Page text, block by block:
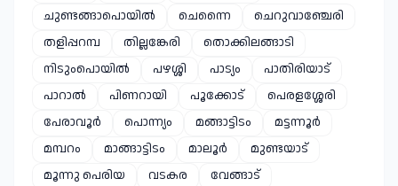
ചുണ്ടങ്ങാപൊയിൽ
ചെന്നൈ
ചെറുവാഞ്ചേരി
തളിപ്പറമ്പ
തില്ലങ്കേരി
തൊക്കിലങ്ങാടി
നിടുംപൊയിൽ
പഴശ്ശി പാട്യം
പാതിരിയാട്
പാറാൽ
പിണറായി പൂക്കോട്
പെരളശ്ശേരി
പേരാവൂർ
പൊന്ന്യം മങ്ങാട്ടിടം
മട്ടന്നൂർ
മമ്പറം
മാങ്ങാട്ടിടം മാലൂർ
മുണ്ടയാട്
മൂന്നു പെരിയ
വടകര
വേങ്ങാട്